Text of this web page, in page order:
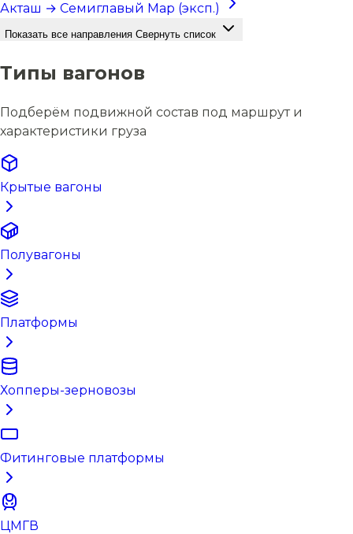
Акташ → Семиглавый Мар (эксп.)
Показать все направления Свернуть список
Типы вагонов
Подберём подвижной состав под маршрут и
характеристики груза
Крытые вагоны
Полувагоны
Платформы
Хопперы-зерновозы
Фитинговые платформы
ЦМГВ